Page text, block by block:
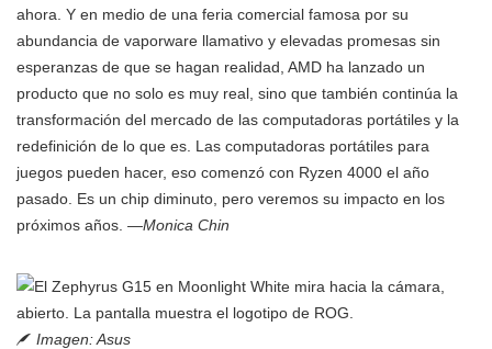
ahora. Y en medio de una feria comercial famosa por su
abundancia de vaporware llamativo y elevadas promesas sin
esperanzas de que se hagan realidad, AMD ha lanzado un
producto que no solo es muy real, sino que también continúa la
transformación del mercado de las computadoras portátiles y la
redefinición de lo que es. Las computadoras portátiles para
juegos pueden hacer, eso comenzó con Ryzen 4000 el año
pasado. Es un chip diminuto, pero veremos su impacto en los
próximos años. —Monica Chin
Imagen: Asus